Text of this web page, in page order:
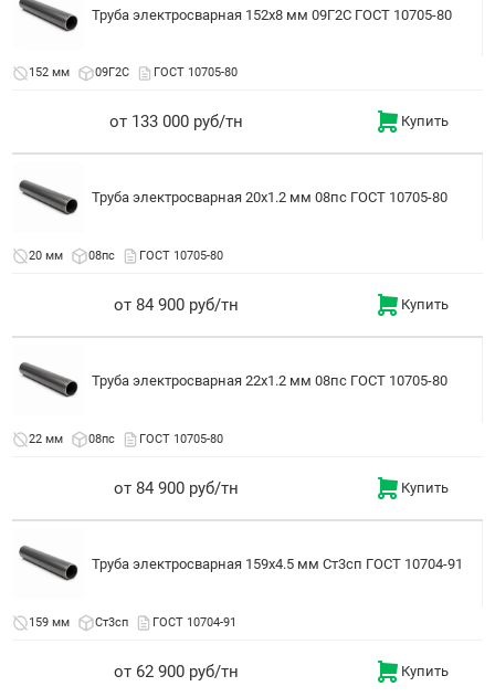
Труба электросварная 152x8 мм 09Г2С ГОСТ 10705-80
152 мм 09Г2С ГОСТ 10705-80
от 133 000 руб/тн Купить
Труба электросварная 20x1.2 мм 08пс ГОСТ 10705-80
20 мм 08пс ГОСТ 10705-80
от 84 900 руб/тн Купить
Труба электросварная 22x1.2 мм 08пс ГОСТ 10705-80
22 мм 08пс ГОСТ 10705-80
от 84 900 руб/тн Купить
Труба электросварная 159x4.5 мм Ст3сп ГОСТ 10704-91
159 мм Ст3сп ГОСТ 10704-91
от 62 900 руб/тн Купить